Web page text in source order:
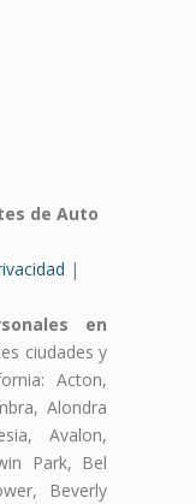
de Auto
|
en
ciudades y
Acton,
Alondra
Avalon,
Park, Bel
Beverly